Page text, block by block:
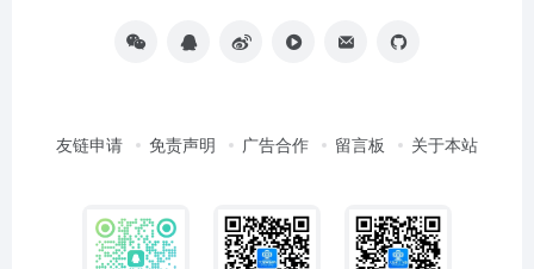
友链申请 免责声明 广告合作 留言板 关于本站